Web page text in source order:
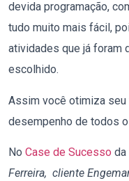
devida programação,
tudo muito mais fácil,
atividades que já foram
escolhido.
Assim você otimiza
desempenho de todos
No Case de Sucesso da
Ferreira, cliente